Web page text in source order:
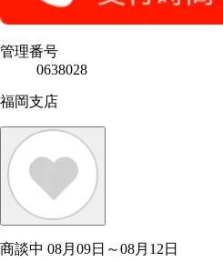
管理番号
0638028
福岡支店
商談中 08月09日～08月12日